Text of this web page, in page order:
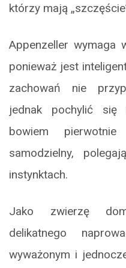
którzy mają
Appenzeller wymaga
ponieważ jest
zachowań nie
jednak pochylić się
bowiem
samodzielny,
instynktach.
Jako zwierzę
delikatnego
wyważonym i